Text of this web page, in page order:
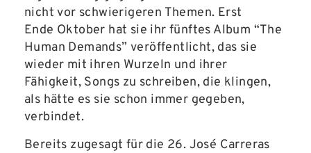
nicht vor schwierigeren Themen. Erst
Ende Oktober hat sie ihr fünftes Album “The
Human Demands” veröffentlicht, das sie
wieder mit ihren Wurzeln und ihrer
Fähigkeit, Songs zu schreiben, die klingen,
als hätte es sie schon immer gegeben,
verbindet.
Bereits zugesagt für die 26. José Carreras